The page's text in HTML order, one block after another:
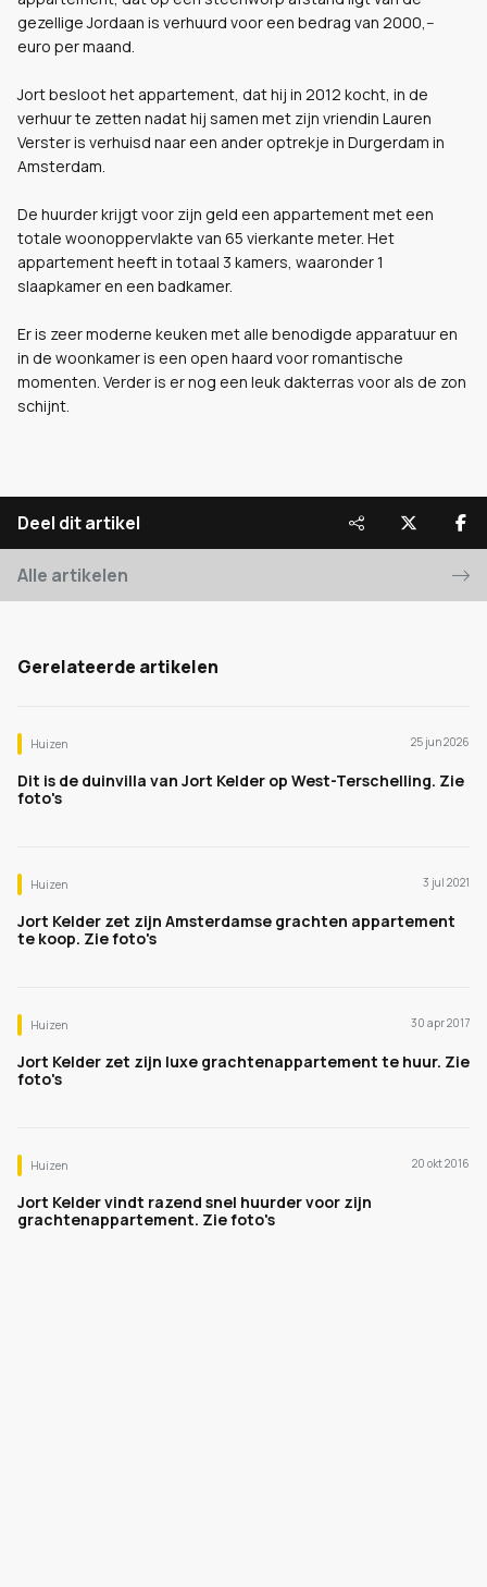
gezellige Jordaan is verhuurd voor een bedrag van 2000,--
euro per maand.
Jort besloot het appartement, dat hij in 2012 kocht, in de
verhuur te zetten nadat hij samen met zijn vriendin Lauren
Verster is verhuisd naar een ander optrekje in Durgerdam in
Amsterdam.
De huurder krijgt voor zijn geld een appartement met een
totale woonoppervlakte van 65 vierkante meter. Het
appartement heeft in totaal 3 kamers, waaronder 1
slaapkamer en een badkamer.
Er is zeer moderne keuken met alle benodigde apparatuur en
in de woonkamer is een open haard voor romantische
momenten. Verder is er nog een leuk dakterras voor als de zon
schijnt.
Deel dit artikel
Alle artikelen
Gerelateerde artikelen
Huizen 25 jun 2026
Dit is de duinvilla van Jort Kelder op West-Terschelling. Zie
foto's
Huizen 3 jul 2021
Jort Kelder zet zijn Amsterdamse grachten appartement
te koop. Zie foto's
Huizen 30 apr 2017
Jort Kelder zet zijn luxe grachtenappartement te huur. Zie
foto's
Huizen 20 okt 2016
Jort Kelder vindt razend snel huurder voor zijn
grachtenappartement. Zie foto's